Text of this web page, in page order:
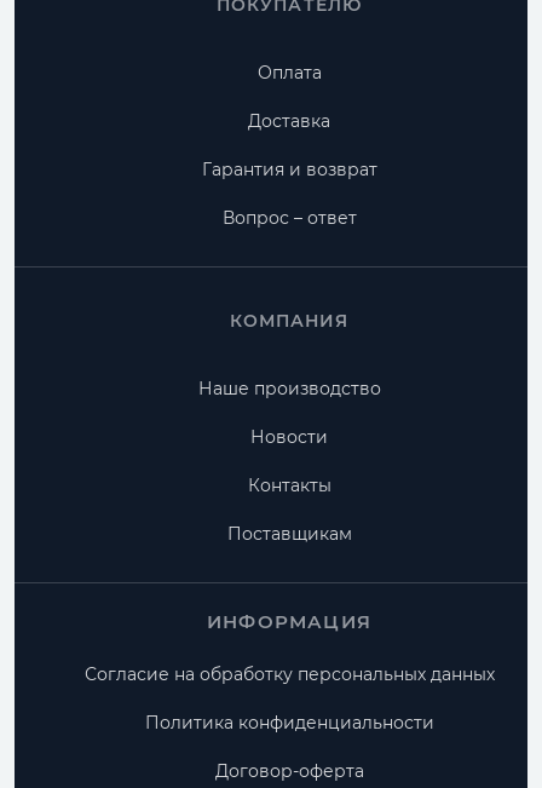
ПОКУПАТЕЛЮ
Оплата
Доставка
Гарантия и возврат
Вопрос – ответ
КОМПАНИЯ
Наше производство
Новости
Контакты
Поставщикам
ИНФОРМАЦИЯ
Согласие на обработку персональных данных
Политика конфиденциальности
Договор-оферта